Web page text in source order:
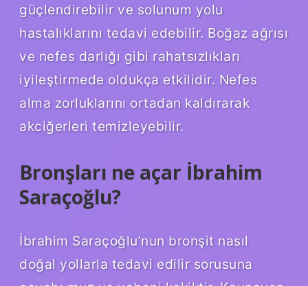
güçlendirebilir ve solunum yolu
hastalıklarını tedavi edebilir. Boğaz ağrısı
ve nefes darlığı gibi rahatsızlıkları
iyileştirmede oldukça etkilidir. Nefes
alma zorluklarını ortadan kaldırarak
akciğerleri temizleyebilir.
Bronşları ne açar İbrahim
Saraçoğlu?
İbrahim Saraçoğlu’nun bronşit nasıl
doğal yollarla tedavi edilir sorusuna